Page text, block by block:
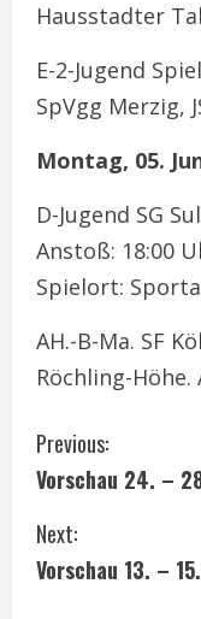
Hausstadter
E-2-Jugend
SpVgg Merzig,
Montag, 05.
D-Jugend SG
Anstoß: 18:00
Spielort:
AH.-B-Ma. SF
Röchling-
C
o
n
Previous:
Vorschau 24. –
Next:
Vorschau 13. –